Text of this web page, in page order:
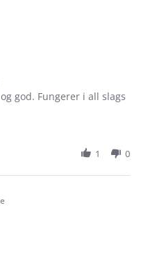
god. Fungerer i all slags
1 0